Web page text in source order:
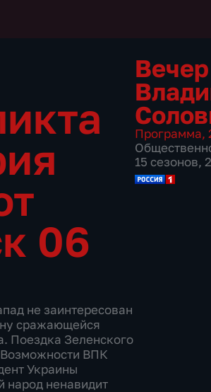
06
не заинтересован
сражающейся
Поездка Зеленского
ВПК
Украины
народ ненавидит
Программа,
15 сезонов,